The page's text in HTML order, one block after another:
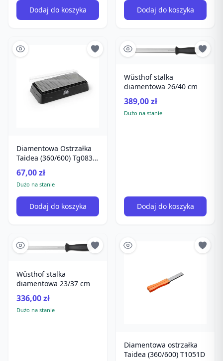
Dodaj do koszyka Dodaj do koszyka
Diamentowa Ostrzałka
Taidea (360/600) Tg0831
do Noży Kuchennych,
Wielofunkc
67,00 zł
Dużo na stanie
Dodaj do koszyka
Wüsthof stalka
diamentowa 26/40 cm
389,00 zł
Dużo na stanie
Dodaj do koszyka
Wüsthof stalka
diamentowa 23/37 cm
336,00 zł
Dużo na stanie
Diamentowa ostrzałka
Taidea (360/600) T1051D